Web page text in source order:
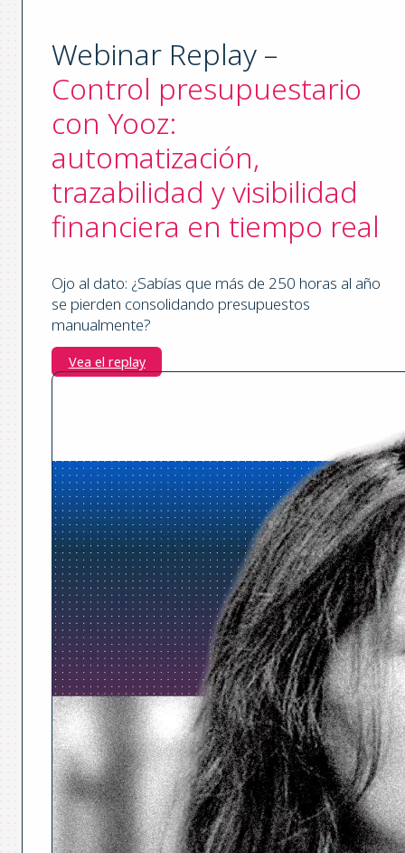
Webinar Replay –
Control presupuestario
con Yooz:
automatización,
trazabilidad y visibilidad
financiera en tiempo real
Ojo al dato: ¿Sabías que más de 250 horas al año
se pierden consolidando presupuestos
manualmente?
Vea el replay